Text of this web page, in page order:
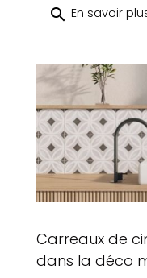
search En savoir
Carreaux de
dans la déco